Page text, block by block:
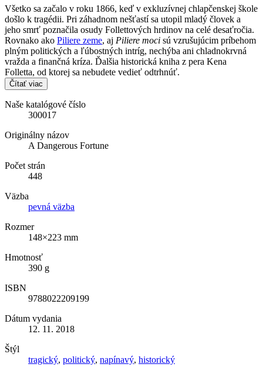
Všetko sa začalo v roku 1866, keď v exkluzívnej chlapčenskej škole
došlo k tragédii. Pri záhadnom nešťastí sa utopil mladý človek a
jeho smrť poznačila osudy Follettových hrdinov na celé desaťročia.
Rovnako ako Piliere zeme, aj Piliere moci sú vzrušujúcim príbehom
plným politických a ľúbostných intríg, nechýba ani chladnokrvná
vražda a finančná kríza. Ďalšia historická kniha z pera Kena
Folletta, od ktorej sa nebudete vedieť odtrhnúť.
Čítať viac
Naše katalógové číslo
300017
Originálny názov
A Dangerous Fortune
Počet strán
448
Väzba
pevná väzba
Rozmer
148×223 mm
Hmotnosť
390 g
ISBN
9788022209199
Dátum vydania
12. 11. 2018
Štýl
tragický, politický, napínavý, historický